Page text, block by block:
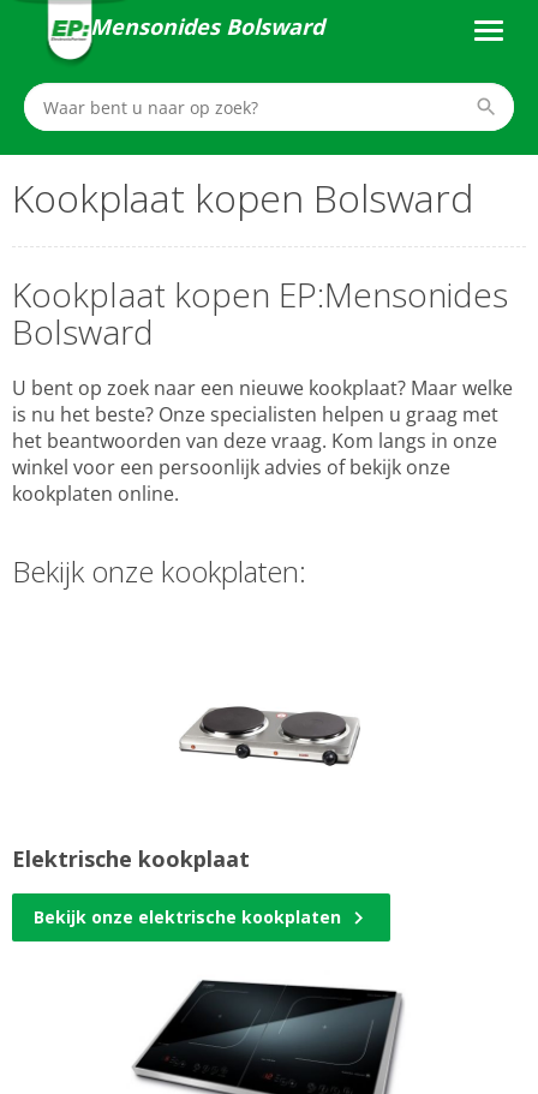
Mensonides Bolsward
Kookplaat kopen Bolsward
Kookplaat kopen EP:Mensonides
Bolsward
U bent op zoek naar een nieuwe kookplaat? Maar welke
is nu het beste? Onze specialisten helpen u graag met
het beantwoorden van deze vraag. Kom langs in onze
winkel voor een persoonlijk advies of bekijk onze
kookplaten online.
Bekijk onze kookplaten:
Elektrische kookplaat
Bekijk onze elektrische kookplaten